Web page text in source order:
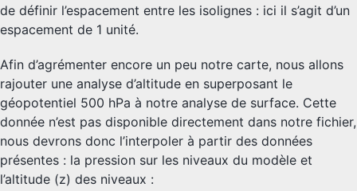
de définir l’espacement entre les isolignes : ici il s’agit d’un
espacement de 1 unité.
Afin d’agrémenter encore un peu notre carte, nous allons
rajouter une analyse d’altitude en superposant le
géopotentiel 500 hPa à notre analyse de surface. Cette
donnée n’est pas disponible directement dans notre fichier,
nous devrons donc l’interpoler à partir des données
présentes : la pression sur les niveaux du modèle et
l’altitude (z) des niveaux :